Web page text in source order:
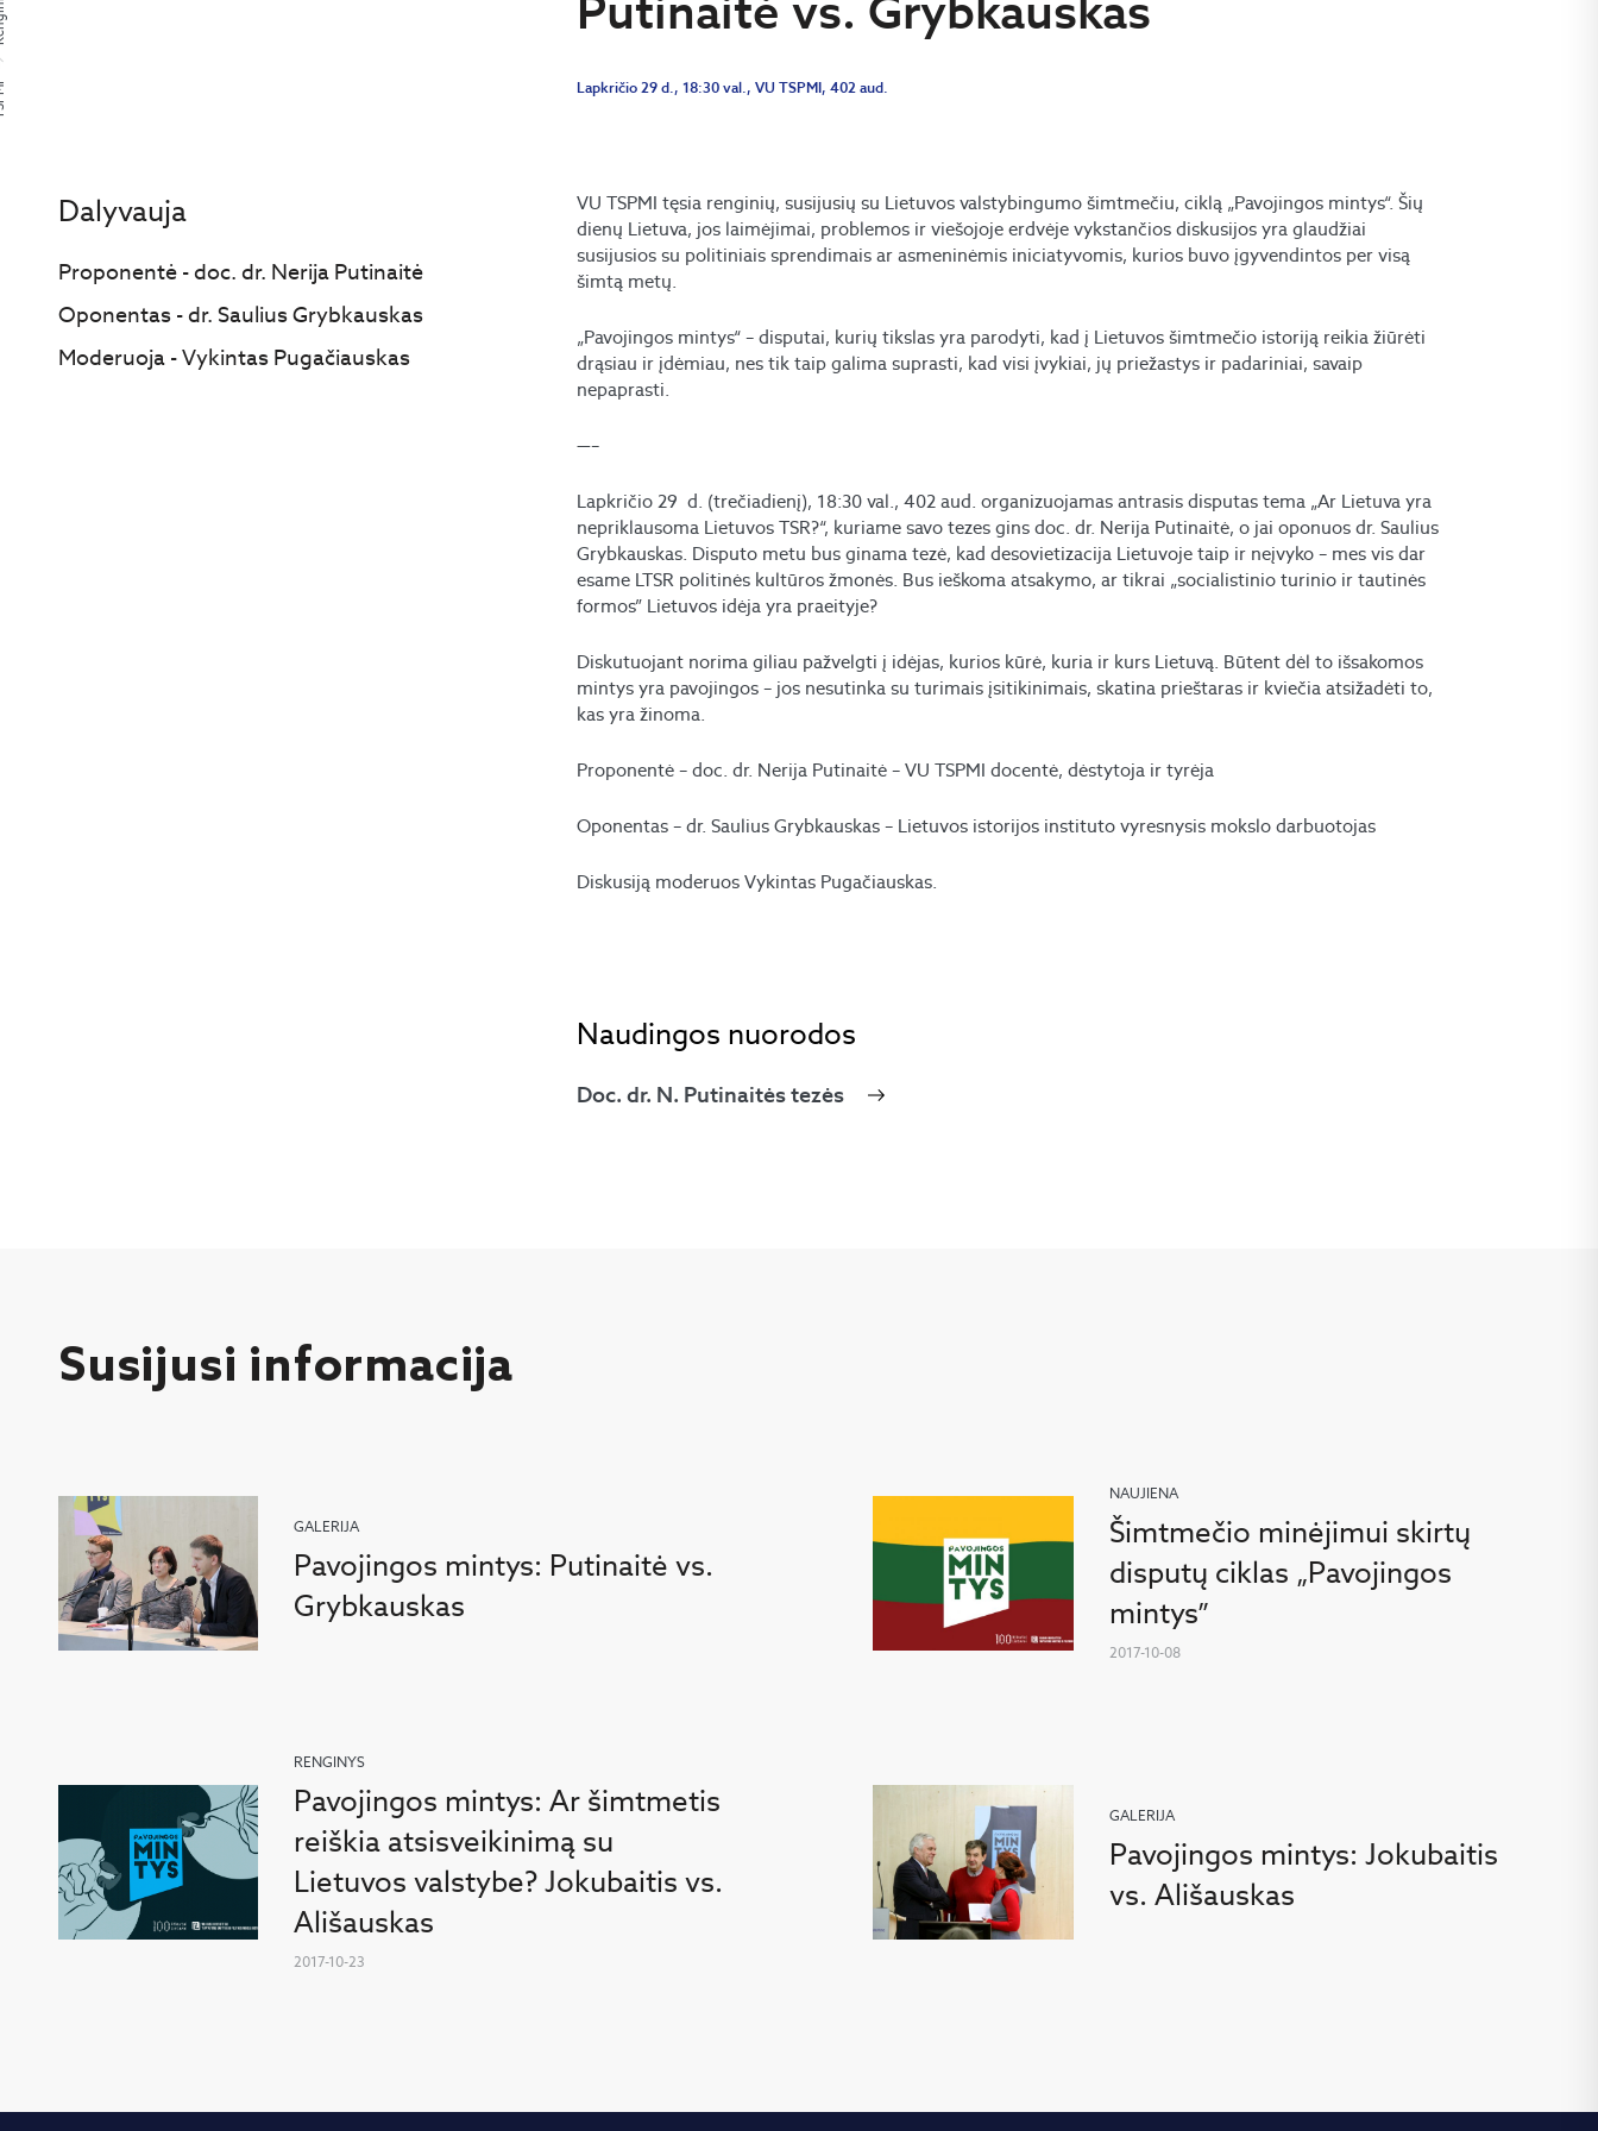
Lapkričio 29 d., 18:30 val., VU TSPMI, 402 aud.
Dalyvauja
Proponentė - doc. dr. Nerija Putinaitė
Oponentas - dr. Saulius Grybkauskas
Moderuoja - Vykintas Pugačiauskas
VU TSPMI tęsia renginių, susijusių su Lietuvos valstybingumo šimtmečiu, ciklą „Pavojingos mintys“. Šių
dienų Lietuva, jos laimėjimai, problemos ir viešojoje erdvėje vykstančios diskusijos yra glaudžiai
susijusios su politiniais sprendimais ar asmeninėmis iniciatyvomis, kurios buvo įgyvendintos per visą
šimtą metų.
„Pavojingos mintys“ – disputai, kurių tikslas yra parodyti, kad į Lietuvos šimtmečio istoriją reikia žiūrėti
drąsiau ir įdėmiau, nes tik taip galima suprasti, kad visi įvykiai, jų priežastys ir padariniai, savaip
nepaprasti.
—–
Lapkričio 29 d. (trečiadienį), 18:30 val., 402 aud. organizuojamas antrasis disputas tema „Ar Lietuva yra
nepriklausoma Lietuvos TSR?“, kuriame savo tezes gins doc. dr. Nerija Putinaitė, o jai oponuos dr. Saulius
Grybkauskas. Disputo metu bus ginama tezė, kad desovietizacija Lietuvoje taip ir neįvyko – mes vis dar
esame LTSR politinės kultūros žmonės. Bus ieškoma atsakymo, ar tikrai „socialistinio turinio ir tautinės
formos” Lietuvos idėja yra praeityje?
Diskutuojant norima giliau pažvelgti į idėjas, kurios kūrė, kuria ir kurs Lietuvą. Būtent dėl to išsakomos
mintys yra pavojingos – jos nesutinka su turimais įsitikinimais, skatina prieštaras ir kviečia atsižadėti to,
kas yra žinoma.
Proponentė – doc. dr. Nerija Putinaitė – VU TSPMI docentė, dėstytoja ir tyrėja
Oponentas – dr. Saulius Grybkauskas – Lietuvos istorijos instituto vyresnysis mokslo darbuotojas
Diskusiją moderuos Vykintas Pugačiauskas.
Naudingos nuorodos
Doc. dr. N. Putinaitės tezės
Susijusi informacija
GALERIJA
Pavojingos mintys: Putinaitė vs.
Grybkauskas
NAUJIENA
Šimtmečio minėjimui skirtų
disputų ciklas „Pavojingos
mintys”
2017-10-08
RENGINYS
Pavojingos mintys: Ar šimtmetis
reiškia atsisveikinimą su
Lietuvos valstybe? Jokubaitis vs.
Ališauskas
2017-10-23
GALERIJA
Pavojingos mintys: Jokubaitis
vs. Ališauskas